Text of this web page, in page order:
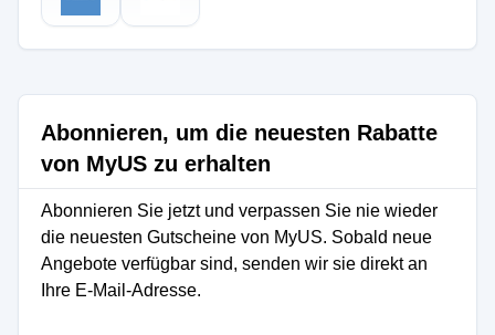
Abonnieren, um die neuesten Rabatte
von MyUS zu erhalten
Abonnieren Sie jetzt und verpassen Sie nie wieder
die neuesten Gutscheine von MyUS. Sobald neue
Angebote verfügbar sind, senden wir sie direkt an
Ihre E-Mail-Adresse.